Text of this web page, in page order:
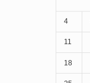
4
11
18